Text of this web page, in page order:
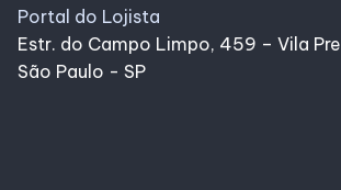
Portal do Lojista
Estr. do Campo Limpo, 459 – Vila Prel
São Paulo - SP